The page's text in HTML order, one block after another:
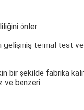
önler
gelişmiş termal test
bir şekilde fabrika
ve benzeri